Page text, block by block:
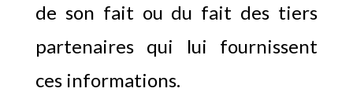
de son fait ou du fait des tiers
partenaires qui lui fournissent
ces informations.